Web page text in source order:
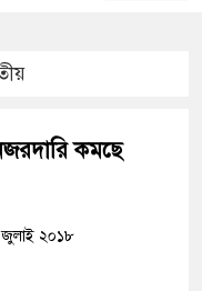
নজরদারি কমছে
জুলাই ২০১৮